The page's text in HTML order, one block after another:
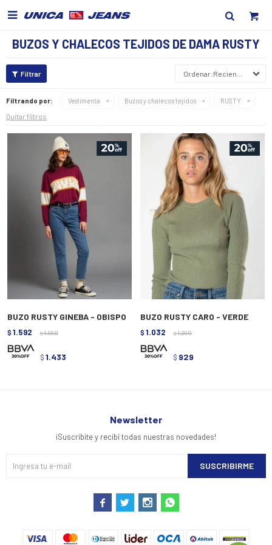

BUZOS Y CHALECOS TEJIDOS DE DAMA RUSTY
Recientes
Filtrando por: Vestimenta Buzos y chalecos tejidos RUSTY
Quitar filtros
BUZO RUSTY GINEBA - OBISPO
$ 1.592 $ 1.990
$ 1.433
BUZO RUSTY CARO - VERDE
$ 1.032 $ 1.290
$ 929
Newsletter
¡Suscribite y recibí todas nuestras novedades!
SUSCRIBIRME
   